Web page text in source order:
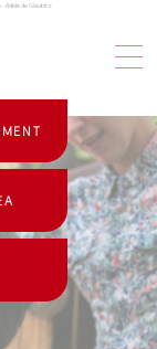
Adèle de Glaubitz